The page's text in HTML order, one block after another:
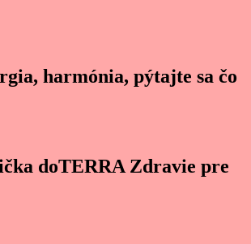
harmónia, pýtajte sa čo
doTERRA Zdravie pre